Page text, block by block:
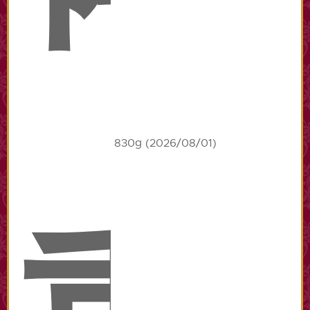
830g (2026/08/01)